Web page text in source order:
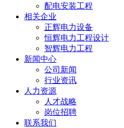
配电安装工程
相关企业
正辉电力设备
恒辉电力工程设计
智辉电力工程
新闻中心
公司新闻
行业资讯
人力资源
人才战略
岗位招聘
联系我们